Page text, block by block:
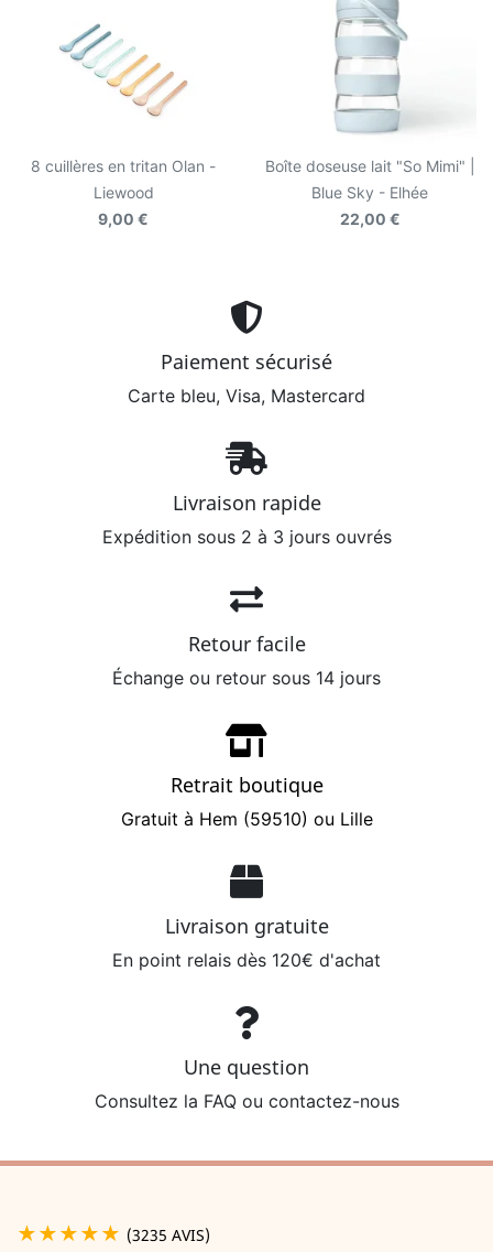
8 cuillères en tritan Olan -
Liewood
9,00 €
Boîte doseuse lait "So Mimi" |
Blue Sky - Elhée
22,00 €
Paiement sécurisé
Carte bleu, Visa, Mastercard
Livraison rapide
Expédition sous 2 à 3 jours ouvrés
Retour facile
Échange ou retour sous 14 jours
Retrait boutique
Gratuit à Hem (59510) ou Lille
Livraison gratuite
En point relais dès 120€ d'achat
Une question
Consultez la FAQ ou contactez-nous
★★★★★ (3235 AVIS)